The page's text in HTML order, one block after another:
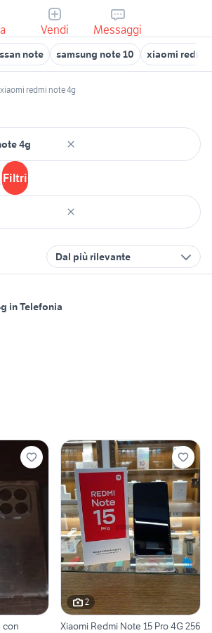
Vendi Messaggi
note samsung note 10 xiaomi redmi
xiaomi redmi note 4g
Filtri
Dal più rilevante
in Telefonia
con
2
Xiaomi Redmi Note 15 Pro 4G 256